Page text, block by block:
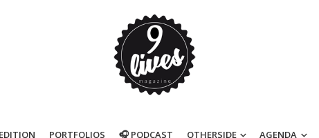
PORTFOLIOS 🎧 PODCAST OTHERSIDE AGENDA